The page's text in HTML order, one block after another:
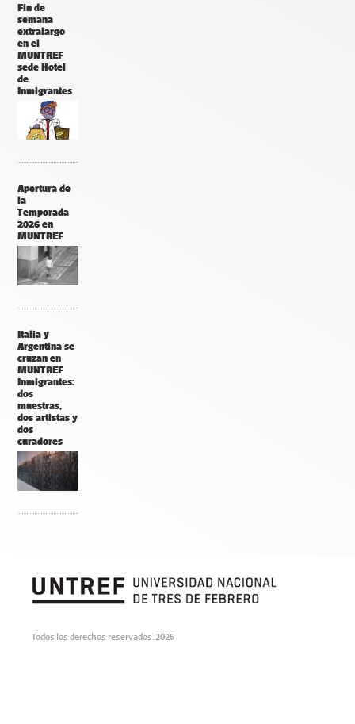
Fin de
semana
extralargo
en el
MUNTREF
sede Hotel
de
Inmigrantes
Apertura de
la
Temporada
2026 en
MUNTREF
Italia y
Argentina se
cruzan en
MUNTREF
Inmigrantes:
dos
muestras,
dos artistas y
dos
curadores
Todos los derechos reservados. 2026